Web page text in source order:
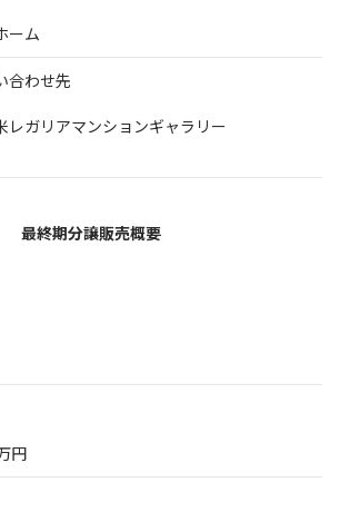
ーム
合わせ先
レガリアマンションギャラリー
最終期分譲販売概要
円